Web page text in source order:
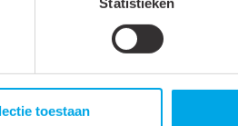
toestaan